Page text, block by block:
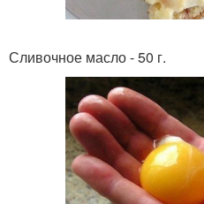
Сливочное масло - 50 г.